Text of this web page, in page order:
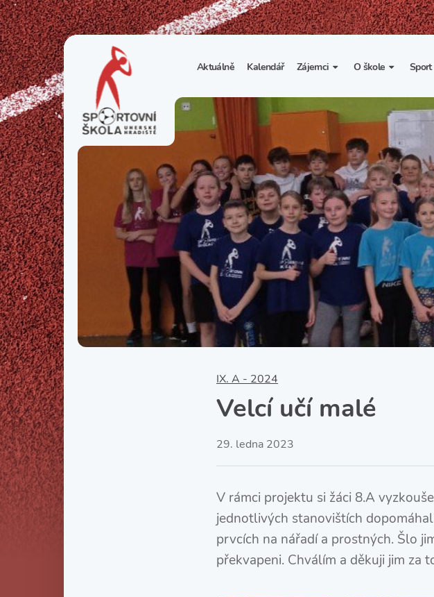
Aktuálně Kalendář Zájemci
1. třída
Sportovní třídy
Nesportovní třídy
O škole
Základní
Organizace
Výuka a učební
Zájmové kroužky
Školní
pracoviště
Školní
Školská rada
SRPŠ – Spolek
přátel školy
Sport
IX. A - 2024
Velcí učí malé
29. ledna 2023
V rámci projektu si žáci 8.A
jednotlivých stanovištích
prvcích na nářadí a prostných. Šlo
překvapeni. Chválím a děkuji jim za